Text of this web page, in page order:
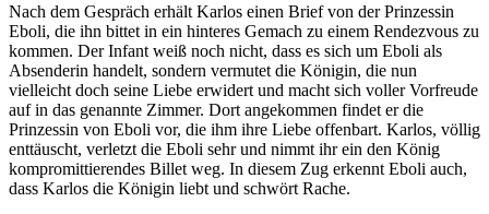
Nach dem Gespräch erhält Karlos einen Brief von der Prinzessin
Eboli, die ihn bittet in ein hinteres Gemach zu einem Rendezvous zu
kommen. Der Infant weiß noch nicht, dass es sich um Eboli als
Absenderin handelt, sondern vermutet die Königin, die nun
vielleicht doch seine Liebe erwidert und macht sich voller Vorfreude
auf in das genannte Zimmer. Dort angekommen findet er die
Prinzessin von Eboli vor, die ihm ihre Liebe offenbart. Karlos, völlig
enttäuscht, verletzt die Eboli sehr und nimmt ihr ein den König
kompromittierendes Billet weg. In diesem Zug erkennt Eboli auch,
dass Karlos die Königin liebt und schwört Rache.